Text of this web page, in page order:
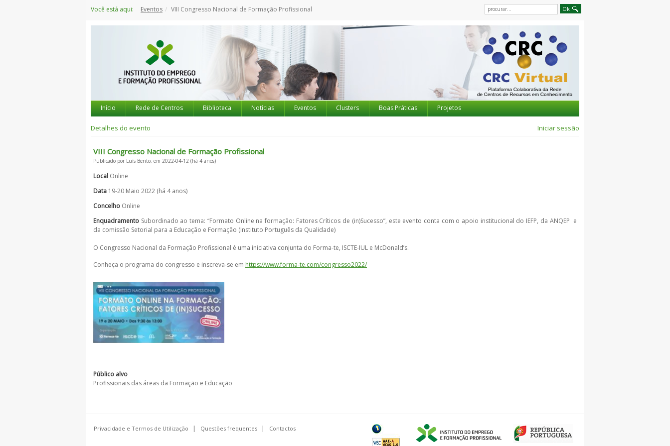
para
Você está aqui: Eventos VIII Congresso Nacional de Formação Profissional
Início Rede de Centros Biblioteca Notícias Eventos Clusters Boas Práticas Projetos
Detalhes do evento Iniciar sessão
VIII Congresso Nacional de Formação Profissional
Publicado por Luís Bento, em 2022-04-12 (há 4 anos)
Local Online
Data 19-20 Maio 2022 (há 4 anos)
Concelho Online
Enquadramento Subordinado ao tema: “Formato Online na formação: Fatores Críticos de (in)Sucesso”, este evento conta com o apoio institucional do IEFP, da ANQEP e
da comissão Setorial para a Educação e Formação (Instituto Português da Qualidade)
O Congresso Nacional da Formação Profissional é uma iniciativa conjunta do Forma-te, ISCTE-IUL e McDonald’s.
Conheça o programa do congresso e inscreva-se em https://www.forma-te.com/congresso2022/
Público alvo
Profissionais das áreas da Formação e Educação
Privacidade e Termos de Utilização Questões frequentes Contactos